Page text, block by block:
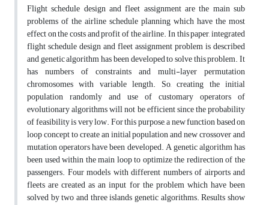
Flight schedule design and fleet assignment are the main sub
problems of the airline schedule planning which have the most
effect on the costs and profit of the airline. In this paper, integrated
flight schedule design and fleet assignment problem is described
and genetic algorithm has been developed to solve this problem. It
has numbers of constraints and multi-layer permutation
chromosomes with variable length. So, creating the initial
population randomly and use of customary operators of
evolutionary algorithms will not be efficient since the probability
of feasibility is very low. For this purpose, a new function based on
loop concept to create an initial population and new crossover and
mutation operators have been developed. A genetic algorithm has
been used within the main loop to optimize the redirection of the
passengers. Four models with different numbers of airports and
fleets are created as an input for the problem which have been
solved by two and three islands genetic algorithms. Results show